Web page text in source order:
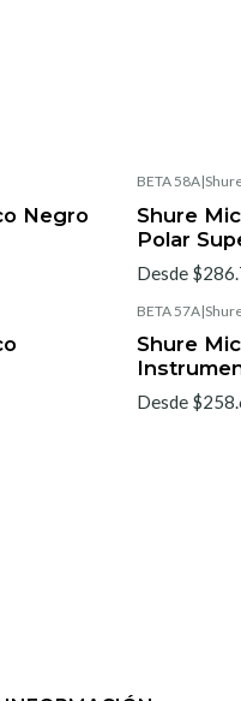
Negro
BETA 58A|
Shure
Polar
Desde
BETA 57A|
Shure
Desde